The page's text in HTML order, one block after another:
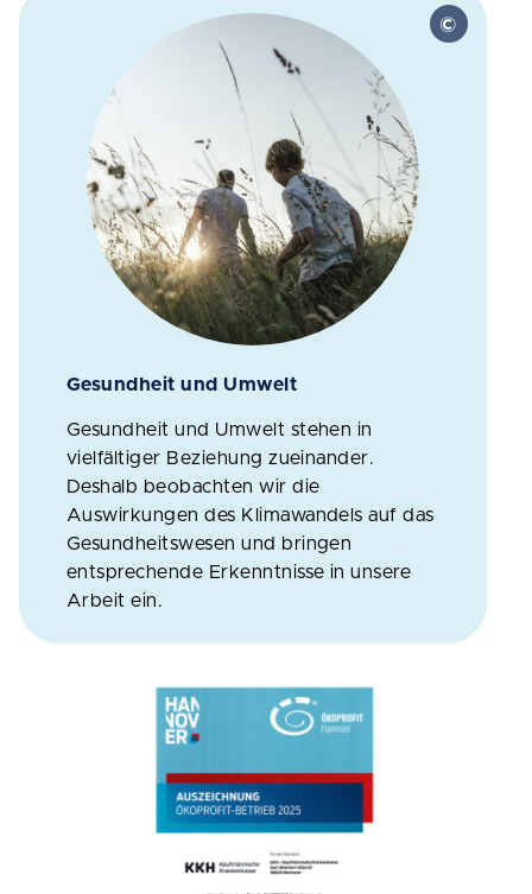
Gesundheit und Umwelt
Gesundheit und Umwelt stehen in
vielfältiger Beziehung zueinander.
Deshalb beobachten wir die
Auswirkungen des Klimawandels auf das
Gesundheitswesen und bringen
entsprechende Erkenntnisse in unsere
Arbeit ein.